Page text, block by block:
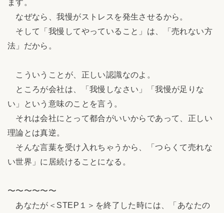
ます。
なぜなら、我慢がストレスを発生させるから。
そして「我慢してやっていること」は、「売れない方
法」だから。
こういうことが、正しい認識なのよ。
ところが会社は、「我慢しなさい」「我慢が足りな
い」という意味のことを言う。
それは会社にとって都合がいいからであって、正しい
理論とは真逆。
そんな言葉を受け入れちゃうから、「つらくて売れな
い世界」に居続けることになる。
〜〜〜〜〜〜
あなたが＜STEP１＞を終了した時には、「あなたの